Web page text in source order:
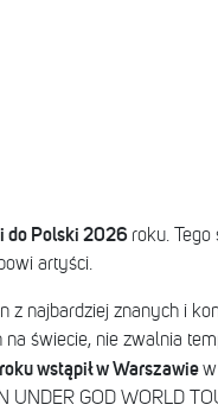
do Polski 2026 roku.
artyści.
z najbardziej znanych i
świecie, nie zwalnia
wstąpił w Warszawie
UNDER GOD WORLD